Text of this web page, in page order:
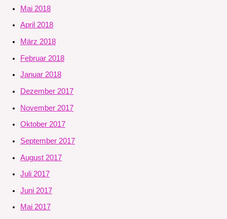
Mai 2018
April 2018
März 2018
Februar 2018
Januar 2018
Dezember 2017
November 2017
Oktober 2017
September 2017
August 2017
Juli 2017
Juni 2017
Mai 2017